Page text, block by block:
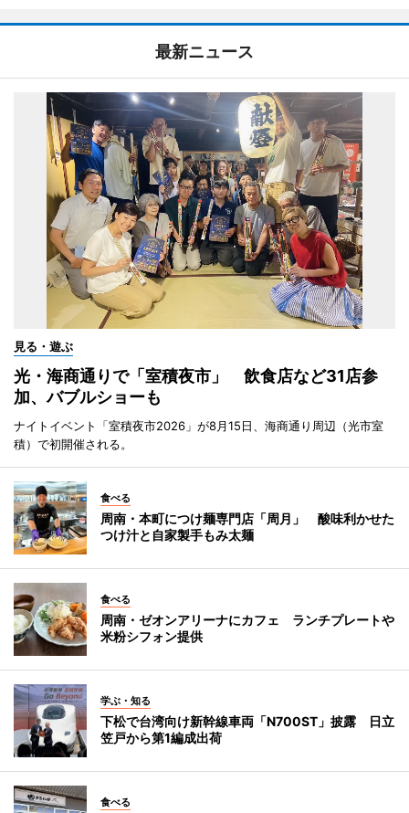
最新ニュース
見る・遊ぶ
光・海商通りで「室積夜市」 飲食店など31店参
加、バブルショーも
ナイトイベント「室積夜市2026」が8月15日、海商通り周辺（光市室
積）で初開催される。
食べる
周南・本町につけ麺専門店「周月」 酸味利かせた
つけ汁と自家製手もみ太麺
食べる
周南・ゼオンアリーナにカフェ ランチプレートや
米粉シフォン提供
学ぶ・知る
下松で台湾向け新幹線車両「N700ST」披露 日立
笠戸から第1編成出荷
食べる